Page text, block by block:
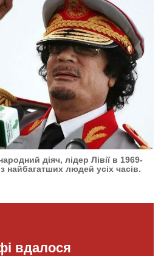
діяч, лідер Лівії в 1969-
найбагатших людей усіх часів.
вдалося